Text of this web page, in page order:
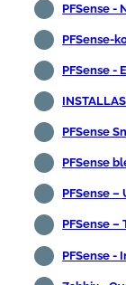
PFSense -
PFSense-
PFSense -
PFSense
PFSense
PFSense
PFSense
PFSense -